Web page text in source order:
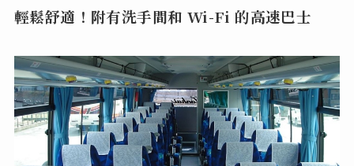
輕鬆舒適！附有洗手間和 Wi-Fi 的高速巴士